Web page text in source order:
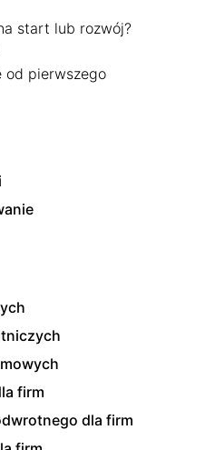
start lub rozwój?
od pierwszego
firm
dla firm